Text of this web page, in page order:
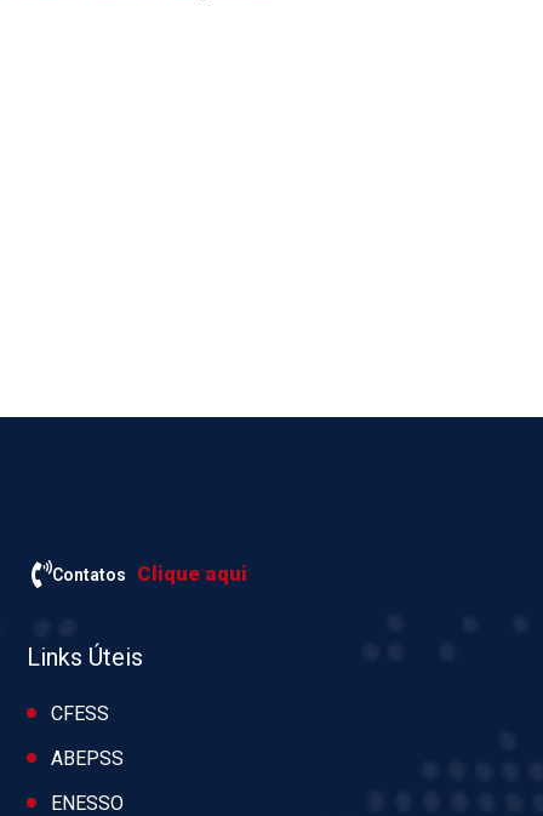
Contatos Clique aqui
Links Úteis
CFESS
ABEPSS
ENESSO